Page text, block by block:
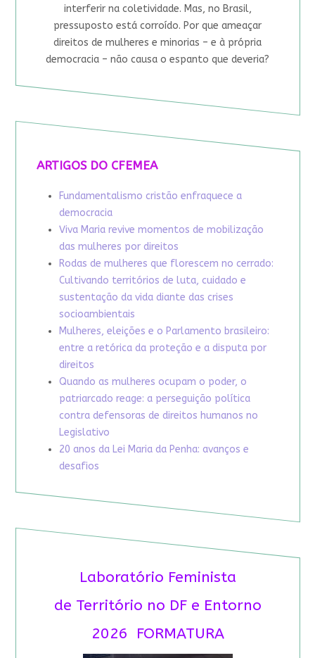
interferir na coletividade. Mas, no Brasil,
pressuposto está corroído. Por que ameaçar
direitos de mulheres e minorias – e à própria
democracia – não causa o espanto que deveria?
ARTIGOS DO CFEMEA
Fundamentalismo cristão enfraquece a
democracia
Viva Maria revive momentos de mobilização
das mulheres por direitos
Rodas de mulheres que florescem no cerrado:
Cultivando territórios de luta, cuidado e
sustentação da vida diante das crises
socioambientais
Mulheres, eleições e o Parlamento brasileiro:
entre a retórica da proteção e a disputa por
direitos
Quando as mulheres ocupam o poder, o
patriarcado reage: a perseguição política
contra defensoras de direitos humanos no
Legislativo
20 anos da Lei Maria da Penha: avanços e
desafios
Laboratório Feminista
de Território no DF e Entorno
2026 FORMATURA